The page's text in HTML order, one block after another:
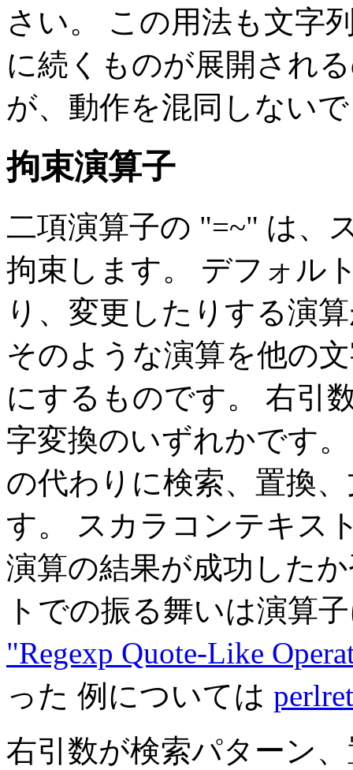
さい。 この用法も文字
に続くものが展開され
が、動作を混同しない
拘束演算子
二項演算子の "=~" は、
拘束します。 デフォル
り、変更したりする演
そのような演算を他の
にするものです。 右引
字変換のいずれかです
の代わりに検索、置換
す。 スカラコンテキス
演算の結果が成功した
トでの振る舞いは演算
"Regexp Quote-Like
った 例については
右引数が検索パターン